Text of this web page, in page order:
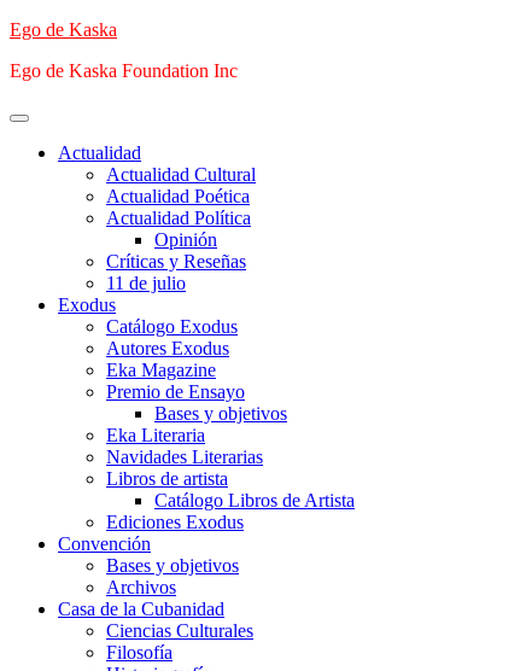
Saltar
contenido
Ego de Kaska
Ego de Kaska Foundation Inc
Menú
principalActualidad
Actualidad Cultural
Actualidad Poética
Actualidad Política
Opinión
Críticas y Reseñas
11 de julio
Exodus
Catálogo Exodus
Autores Exodus
Eka Magazine
Premio de Ensayo
Bases y objetivos
Eka Literaria
Navidades Literarias
Libros de artista
Catálogo Libros de Artista
Ediciones Exodus
Convención
Bases y objetivos
Archivos
Casa de la Cubanidad
Ciencias Culturales
Filosofía